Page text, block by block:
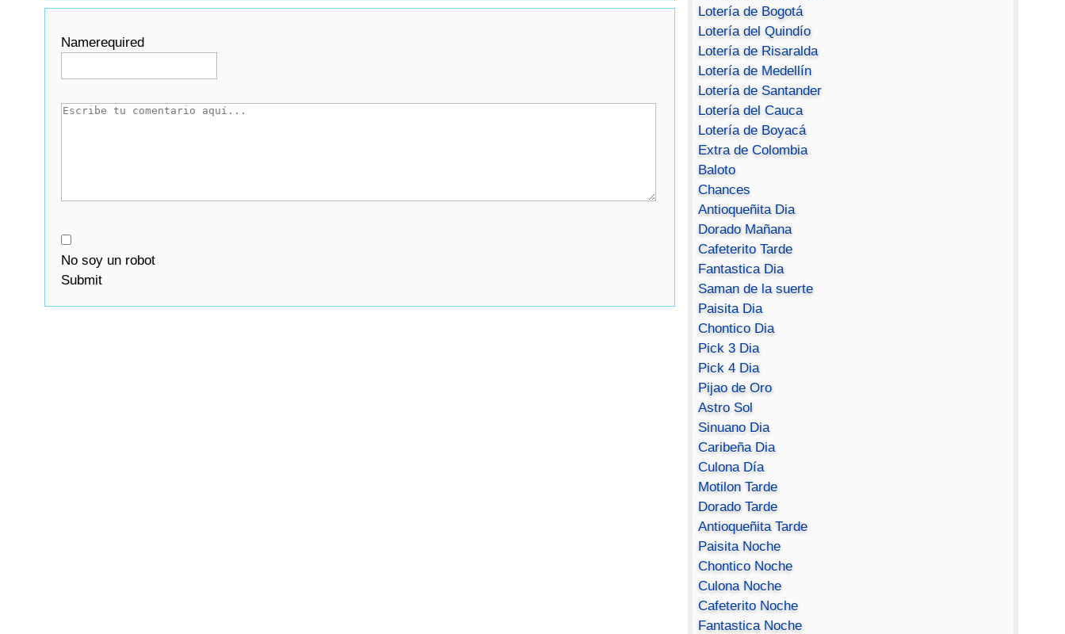
Namerequired
No soy un robot
Submit
Lotería de Bogotá
Lotería del Quindío
Lotería de Risaralda
Lotería de Medellín
Lotería de Santander
Lotería del Cauca
Lotería de Boyacá
Extra de Colombia
Baloto
Chances
Antioqueñita Dia
Dorado Mañana
Cafeterito Tarde
Fantastica Dia
Saman de la suerte
Paisita Dia
Chontico Dia
Pick 3 Dia
Pick 4 Dia
Pijao de Oro
Astro Sol
Sinuano Dia
Caribeña Dia
Culona Día
Motilon Tarde
Dorado Tarde
Antioqueñita Tarde
Paisita Noche
Chontico Noche
Culona Noche
Cafeterito Noche
Fantastica Noche